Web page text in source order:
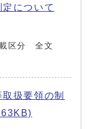
について
区分 全文
扱要領の制